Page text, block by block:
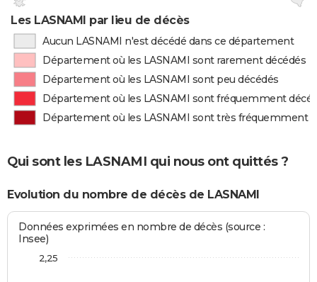
Les LASNAMI par lieu de décès
Aucun LASNAMI n'est décédé dans ce département
Département où les LASNAMI sont rarement décédés
Département où les LASNAMI sont peu décédés
Département où les LASNAMI sont fréquemment
Département où les LASNAMI sont très fréquemment
Qui sont les LASNAMI qui nous ont quittés ?
Evolution du nombre de décès de LASNAMI
Données exprimées en nombre de décès (source :
Insee)
2,25